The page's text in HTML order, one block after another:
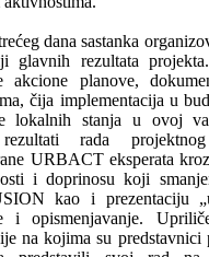
dana sastanka
glavnih rezultata
akcione planove,
čija implementacija u
lokalnih stanja u ovoj
rada
URBACT eksperata
i doprinosu koji
kao i prezentaciju
i opismenjavanje.
na kojima su predstavnici